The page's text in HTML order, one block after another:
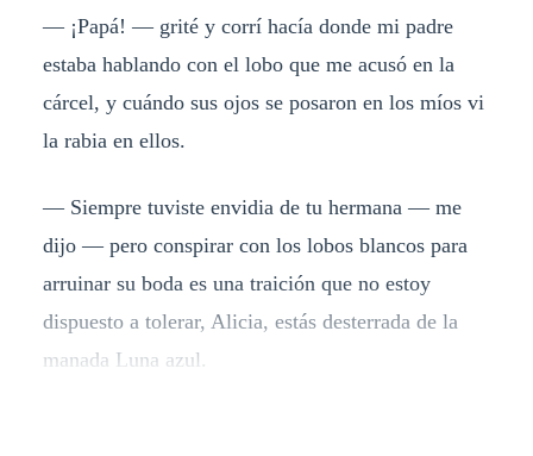
— ¡Papá! — grité y corrí hacía donde mi padre
estaba hablando con el lobo que me acusó en la
cárcel, y cuándo sus ojos se posaron en los míos vi
la rabia en ellos.
— Siempre tuviste envidia de tu hermana — me
dijo — pero conspirar con los lobos blancos para
arruinar su boda es una traición que no estoy
dispuesto a tolerar, Alicia, estás desterrada de la
manada Luna azul.